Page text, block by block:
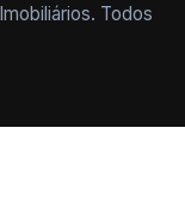
Todos